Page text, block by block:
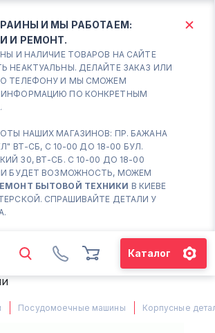
И МЫ РАБОТАЕМ:
И РЕМОНТ.
И НАЛИЧИЕ ТОВАРОВ НА САЙТЕ
НЕАКТУАЛЬНЫ. ДЕЛАЙТЕ ЗАКАЗ ИЛИ
ТЕЛЕФОНУ И МЫ СМОЖЕМ
ИНФОРМАЦИЮ ПО КОНКРЕТНЫМ
НАШИХ МАГАЗИНОВ: ПР. БАЖАНА
ВТ-СБ, С 10-00 ДО 18-00 БУЛ.
30, ВТ-СБ. С 10-00 ДО 18-00
БУДЕТ ВОЗМОЖНОСТЬ, МОЖЕМ
БЫТОВОЙ ТЕХНИКИ В КИЕВЕ
СПРАШИВАЙТЕ ДЕТАЛИ У
Каталог
БОРИСПОЛЬ
Сб.
- 18:00
район - ВТ-
с 10-00 до 18-00
672 76 42
722 37 14
ХАРЬКОВСКАЯ - ВТ-СБ, С
00 ДО 18-00
527 27 00
Посудомоечные машины Корпусные